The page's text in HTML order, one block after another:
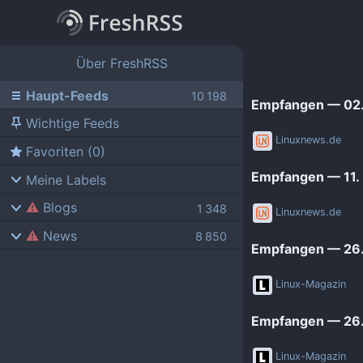
Über FreshRSS
Haupt-Feeds
Wichtige Feeds
Favoriten (0)
Meine Labels
Blogs
AdminForge
News
Empfangen —
Linuxnews.de
Empfangen —
Linuxnews.de
Empfangen —
Linux-Magazin
Empfangen —
Linux-Magazin